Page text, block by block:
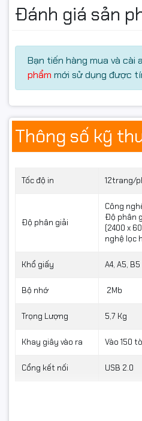
Đánh giá sản
Bạn tiến hàng mua và cài
phẩm mới sử dụng được
Thông số kỹ
Tốc độ in 12trang/
Độ phân giải
Công
Độ phân
(2400 x
nghệ lọc
Khổ giấy A4, A5, B5
Bộ nhớ 2Mb
Trọng Lượng 5,7 Kg
Khay giây vào ra Vào 150
Cổng kết nối USB 2.0